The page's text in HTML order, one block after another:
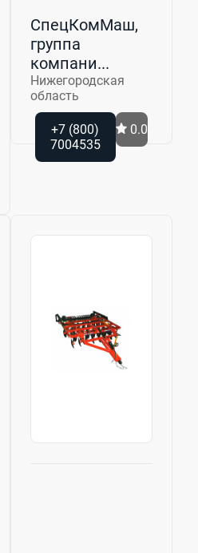
СпецКомМаш,
группа
компани...
Нижегородская
область
+7 (800)
7004535
0.0